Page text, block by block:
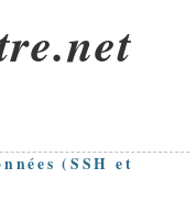
(SSH et